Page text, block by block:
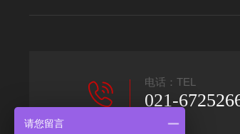
电话：TEL
021-
请您留言